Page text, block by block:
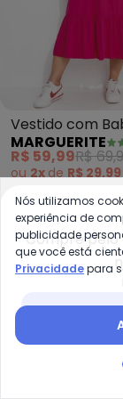
Vestido com
Midi (Pink) Plus
MARGUERITE
R$ 59,99R$
ou 2x de R$ 29,99
-65%
Compre
Nós utilizamos
experiência de
publicidade
que você está
Privacidadepara